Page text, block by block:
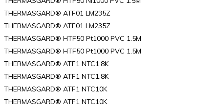
THERMASGARD® ATF01 LM235Z
THERMASGARD® ATF01 LM235Z
THERMASGARD® HTF50 Pt1000 PVC 1.5M
THERMASGARD® HTF50 Pt1000 PVC 1.5M
THERMASGARD® ATF1 NTC1.8K
THERMASGARD® ATF1 NTC1.8K
THERMASGARD® ATF1 NTC10K
THERMASGARD® ATF1 NTC10K